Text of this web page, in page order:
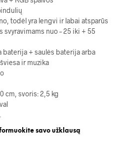
todėl yra lengvi ir labai atsparūs
nuo – 25 iki + 55
baterija + saulės baterija arba
ir muzika
cm, svoris: 2,5 kg
savo užklausą